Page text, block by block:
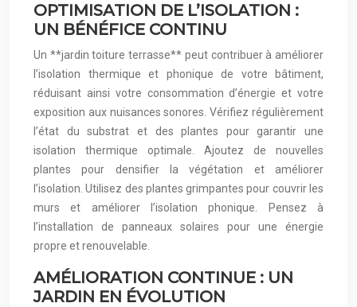
OPTIMISATION DE L’ISOLATION :
UN BÉNÉFICE CONTINU
Un **jardin toiture terrasse** peut contribuer à améliorer
l’isolation thermique et phonique de votre bâtiment,
réduisant ainsi votre consommation d’énergie et votre
exposition aux nuisances sonores. Vérifiez régulièrement
l’état du substrat et des plantes pour garantir une
isolation thermique optimale. Ajoutez de nouvelles
plantes pour densifier la végétation et améliorer
l’isolation. Utilisez des plantes grimpantes pour couvrir les
murs et améliorer l’isolation phonique. Pensez à
l’installation de panneaux solaires pour une énergie
propre et renouvelable.
AMÉLIORATION CONTINUE : UN
JARDIN EN ÉVOLUTION